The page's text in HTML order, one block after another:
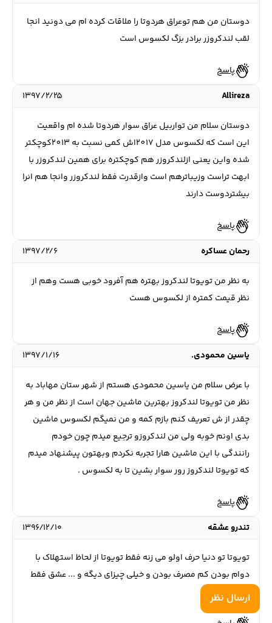
دوستان من هم توعراق هردوتا را ملاقات کرده ام می دونید انجا
لقب لندکروزر برادر بزگ لکسوس است
پاسخ
Allireza
۱۳۹۷/۲/۲۵
دوستان سلام من تواربیل عراق سوار هردوتا شده ام واقعیت
این است که لکسوس مدل 2017اش کمی نسبت به 2013کوچکتر
شده واین یعنی ازلندکروزر هم کوچکتره برای همین لندکروزر با
ابهت تراست وزیباترهم است وازقدرت فقط لندکروزر وانجا هم انرا
بیشتردوست دارند
پاسخ
رحمان عساکره
۱۳۹۷/۲/۶
به نظر من تویوتا لندکروز بهتره هم آفرود خوبی هست وهم از
نظر قیمت کمتره از لکسوس هست
پاسخ
یاسین محمودی.
۱۳۹۷/۱/۱۶
با عرض سلام من یاسین محمودی هستم از شهر ستان مهاباد به
نظر من تویوتا لندکروز بهترین ماشین جهان است از نظر من و هر
چقدر از ش تعریف کنم بازم کمه و من نمیگم لکسوس ماشین
بدی اونم خوبه ولی من لندکروزو ترجیع میدم چون خودم
رانندگی با این ماشین هارا تجربه نکردم وبهتون پیشنهاد میدم
که تویوتا لندکروز رور سوار بشین تا به لکسوس .
پاسخ
تندرو عشقه
۱۳۹۶/۱۲/۱۰
تويوتا تو دنيا حرف اولو مى زنه فقط تويوتا از لحاظ استهلاك با
دوام بودن كم مصرف بودن و خيلى چيزاى ديگه و ... عشق فقط
رنو و تويوتا .
ارسال نظر